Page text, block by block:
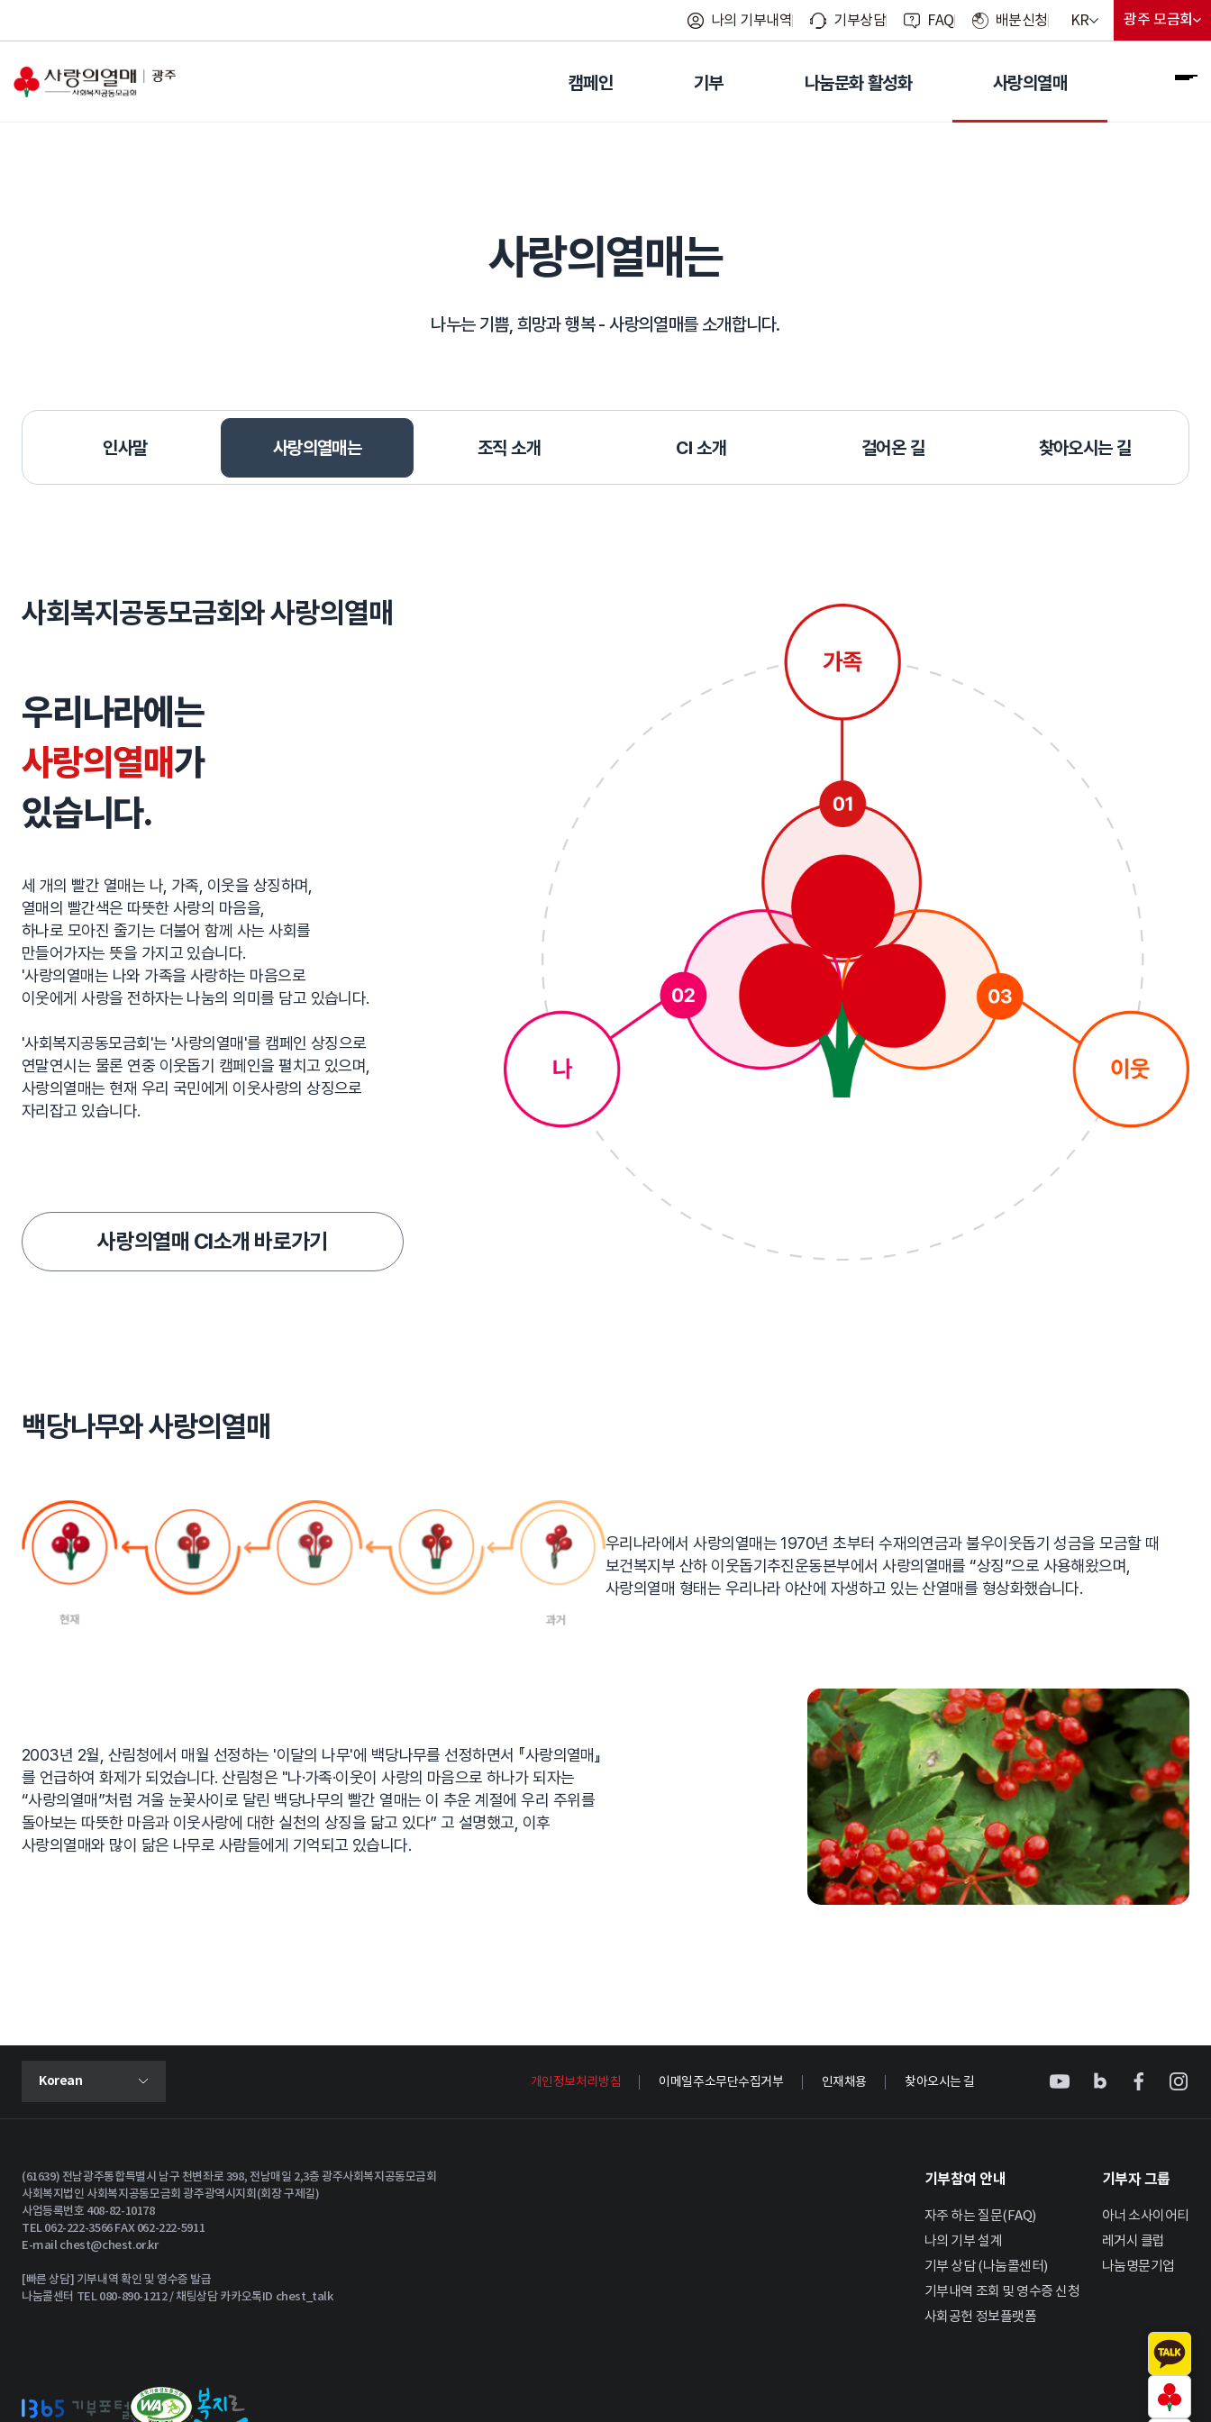
나의 기부내역 기부상담 FAQ 배분신청 언어 선택 메뉴 열기
현재 선택된 언어
KR 지회 선
현재 선
광주 모금회
캠페인 기부 나눔문화 활성화 사랑의열매
사랑의열매는
나누는 기쁨, 희망과 행복 -사랑의열매를 소개합니다.
인사말 사랑의열매는 조직 소개 CI 소개 걸어온 길 찾아오시는 길
사회복지공동모금회와 사랑의열매
우리나라에는
사랑의열매가
있습니다.
세 개의 빨간 열매는 나, 가족, 이웃을 상징하며,
열매의 빨간색은 따뜻한 사랑의 마음을,
하나로 모아진 줄기는 더불어 함께 사는 사회를
만들어가자는 뜻을 가지고 있습니다.
'사랑의열매는 나와 가족을 사랑하는 마음으로
이웃에게 사랑을 전하자는 나눔의 의미를 담고 있습니다.
'사회복지공동모금회'는 '사랑의열매'를 캠페인 상징으로
연말연시는 물론 연중 이웃돕기 캠페인을 펼치고 있으며,
사랑의열매는 현재 우리 국민에게 이웃사랑의 상징으로
자리잡고 있습니다.
사랑의열매 CI소개 바로가기
백당나무와 사랑의열매
우리나라에서 사랑의열매는 1970년 초부터 수재의연금과 불우이웃돕기 성금을 모금할 때
보건복지부 산하 이웃돕기추진운동본부에서 사랑의열매를 “상징”으로 사용해왔으며,
사랑의열매 형태는 우리나라 야산에 자생하고 있는 산열매를 형상화했습니다.
2003년 2월, 산림청에서 매월 선정하는 '이달의 나무'에 백당나무를 선정하면서 『사랑의열매』
를 언급하여 화제가 되었습니다. 산림청은 "나·가족·이웃이 사랑의 마음으로 하나가 되자는
“사랑의열매”처럼 겨울 눈꽃사이로 달린 백당나무의 빨간 열매는 이 추운 계절에 우리 주위를
돌아보는 따뜻한 마음과 이웃사랑에 대한 실천의 상징을 닮고 있다” 고 설명했고, 이후
사랑의열매와 많이 닮은 나무로 사람들에게 기억되고 있습니다.
언어 선택 메뉴 열기
현재 선택된 언어
Korean 개인정보처리방침 이메일주소무단수집거부 인재채용 찾아오시는 길
(61639) 전남광주통합특별시 남구 천변좌로 398, 전남매일 2,3층 광주사회복지공동모금회
사회복지법인 사회복지공동모금회 광주광역시지회(회장 구제길)
사업등록번호 408-82-10178
TEL 062-222-3566 FAX 062-222-5911
E-mailchest@chest.or.kr
[빠른 상담] 기부내역 확인 및 영수증 발급
나눔콜센터 TEL 080-890-1212 / 채팅상담 카카오톡ID chest_talk
기부참여 안내
자주 하는 질문(FAQ)
나의 기부 설계
기부 상담 (나눔콜센터)
기부내역 조회 및 영수증 신청
사회공헌 정보플랫폼
기부자 그룹
아너 소사이어티
레거시 클럽
나눔명문기업